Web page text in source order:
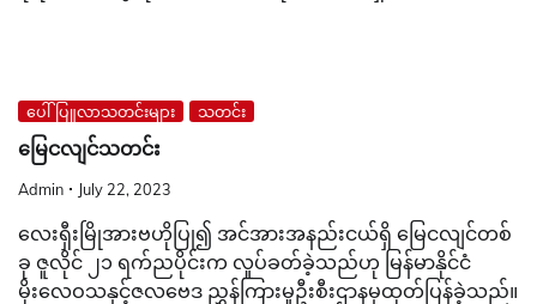
ပေါ်ပြူလာသတင်းများ သတင်း
မြေငလျင်သတင်း
Admin July 22, 2023
လေးရှီးမြိုအားဗဟိုပြု၍ အင်အားအနည်းငယ်ရှိ မြေငလျင်တစ်
ခု ဇူလိုင် ၂၁ ရက်ညပိုင်းက လှုပ်ခတ်ခဲ့သည်ဟု မြန်မာနိုင်ငံ
မိုးလေဝသနှင့်ဇလဗေဒ ညွှန်ကြားမှုဦးစီးဌာနမှထုတ်ပြန်ခဲ့သည်။